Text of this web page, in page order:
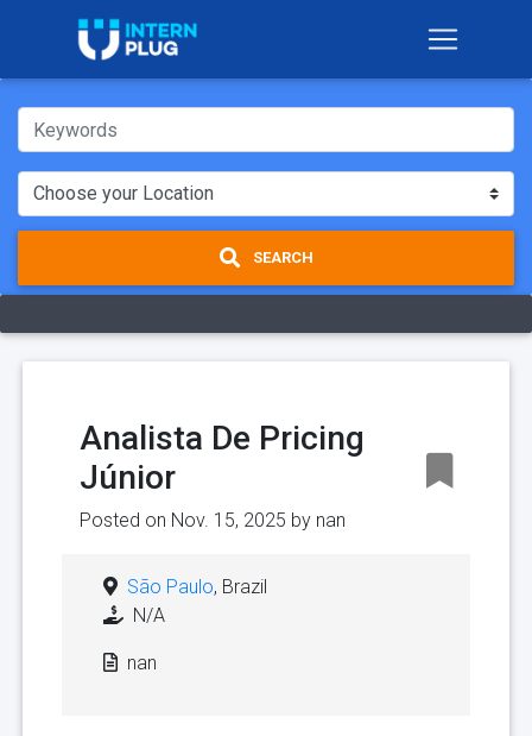
SEARCH
Analista De Pricing
Júnior
Posted on Nov. 15, 2025 by nan
São Paulo, Brazil
N/A
nan